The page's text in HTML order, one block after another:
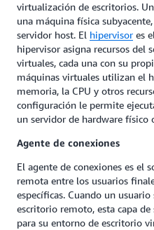
virtualización de escritorios.
una máquina física
servidor host. El hipervisor es
hipervisor asigna recursos del
virtuales, cada una con su
máquinas virtuales utilizan el
memoria, la CPU y otros
configuración le permite
un servidor de hardware físico
Agente de conexiones
El agente de conexiones es el
remota entre los usuarios
específicas. Cuando un
escritorio remoto, esta capa
para su entorno de escritorio